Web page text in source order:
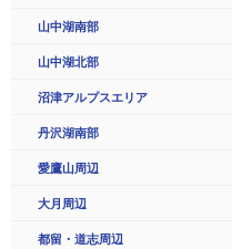
山中湖南部
山中湖北部
沼津アルプスエリア
丹沢湖南部
愛鷹山周辺
大月周辺
都留・道志周辺